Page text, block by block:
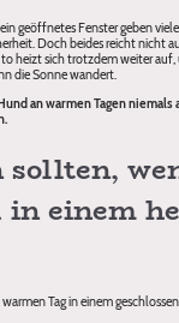
geöffnetes Fenster geben
Doch beides reicht nicht
heizt sich trotzdem weiter
die Sonne wandert.
an warmen Tagen
sollten,
in einem
Tag in einem